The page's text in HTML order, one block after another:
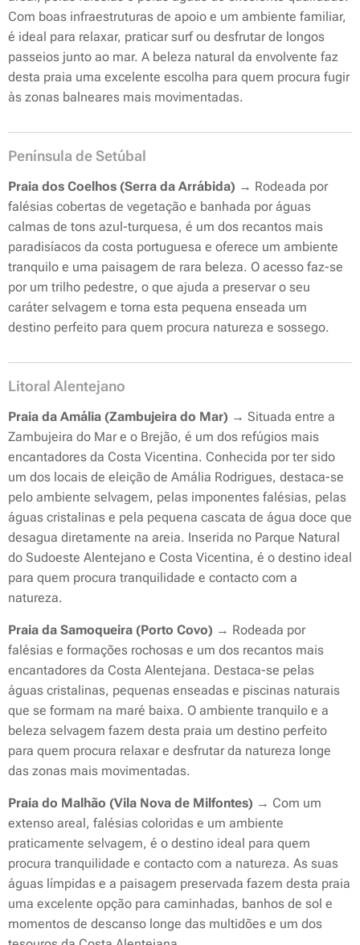
Com boas infraestruturas de apoio e um ambiente familiar,
é ideal para relaxar, praticar surf ou desfrutar de longos
passeios junto ao mar. A beleza natural da envolvente faz
desta praia uma excelente escolha para quem procura fugir
às zonas balneares mais movimentadas.
Península de Setúbal
Praia dos Coelhos (Serra da Arrábida) → Rodeada por
falésias cobertas de vegetação e banhada por águas
calmas de tons azul-turquesa, é um dos recantos mais
paradisíacos da costa portuguesa e oferece um ambiente
tranquilo e uma paisagem de rara beleza. O acesso faz-se
por um trilho pedestre, o que ajuda a preservar o seu
caráter selvagem e torna esta pequena enseada um
destino perfeito para quem procura natureza e sossego.
Litoral Alentejano
Praia da Amália (Zambujeira do Mar) → Situada entre a
Zambujeira do Mar e o Brejão, é um dos refúgios mais
encantadores da Costa Vicentina. Conhecida por ter sido
um dos locais de eleição de Amália Rodrigues, destaca-se
pelo ambiente selvagem, pelas imponentes falésias, pelas
águas cristalinas e pela pequena cascata de água doce que
desagua diretamente na areia. Inserida no Parque Natural
do Sudoeste Alentejano e Costa Vicentina, é o destino ideal
para quem procura tranquilidade e contacto com a
natureza.
Praia da Samoqueira (Porto Covo) → Rodeada por
falésias e formações rochosas e um dos recantos mais
encantadores da Costa Alentejana. Destaca-se pelas
águas cristalinas, pequenas enseadas e piscinas naturais
que se formam na maré baixa. O ambiente tranquilo e a
beleza selvagem fazem desta praia um destino perfeito
para quem procura relaxar e desfrutar da natureza longe
das zonas mais movimentadas.
Praia do Malhão (Vila Nova de Milfontes) → Com um
extenso areal, falésias coloridas e um ambiente
praticamente selvagem, é o destino ideal para quem
procura tranquilidade e contacto com a natureza. As suas
águas límpidas e a paisagem preservada fazem desta praia
uma excelente opção para caminhadas, banhos de sol e
momentos de descanso longe das multidões e um dos